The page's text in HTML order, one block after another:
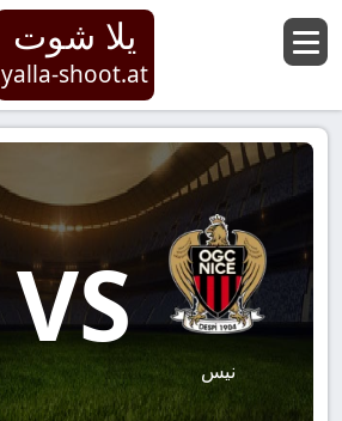
يلا شوت
yalla-shoot.at
نيس
VS